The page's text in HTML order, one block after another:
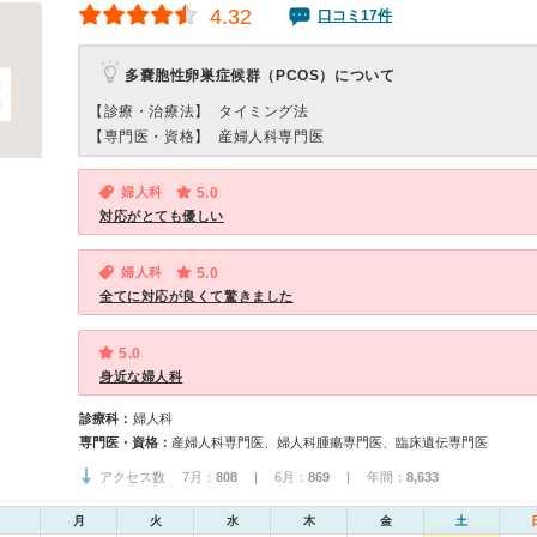
4.32 口コミ17件
多嚢胞性卵巣症候群（PCOS）について
【診療・治療法】
タイミング法
【専門医・資格】
産婦人科専門医
婦人科 5.0
対応がとても優しい
婦人科 5.0
全てに対応が良くて驚きました
5.0
身近な婦人科
診療科： 婦人科
専門医・資格： 産婦人科専門医、婦人科腫瘍専門医、臨床遺伝専門医
アクセス数 7月： 808 | 6月： 869 | 年間： 8,633
月 火 水 木 金 土